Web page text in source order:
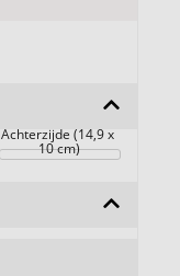
Achterzijde (14,9 x
10 cm)